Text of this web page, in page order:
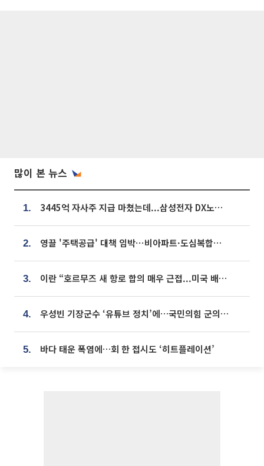
많이 본 뉴스
1. 3445억 자사주 지급 마쳤는데...삼성전자 DX노조, 뒤늦은 '떼쓰기 집회'
2. 영끌 '주택공급' 대책 임박⋯비아파트·도심복합까지 총동원
3. 이란 “호르무즈 새 항로 합의 매우 근접...미국 배상 먼저”
4. 우성빈 기장군수 ‘유튜브 정치’에…국민의힘 군의원들 집단 반발
5. 바다 태운 폭염에…회 한 접시도 ‘히트플레이션’